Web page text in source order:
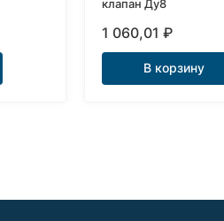
клапан Ду8
1 060,01 ₽
В корзину